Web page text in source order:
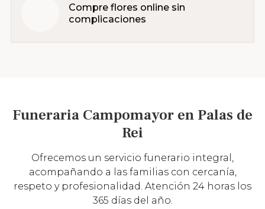
Compre flores online sin
complicaciones
Funeraria Campomayor en Palas de
Rei
Ofrecemos un servicio funerario integral,
acompañando a las familias con cercanía,
respeto y profesionalidad. Atención 24 horas los
365 días del año.